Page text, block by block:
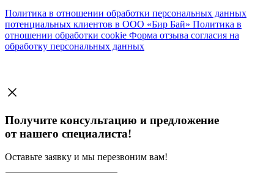
Политика в отношении обработки персональных данных
потенциальных клиентов в ООО «Бир Бай» Политика в
отношении обработки cookie Форма отзыва согласия на
обработку персональных данных
Получите консультацию и предложение
от нашего специалиста!
Оставьте заявку и мы перезвоним вам!